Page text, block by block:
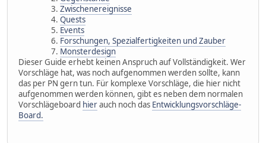
Zwischenereignisse
Quests
Events
Forschungen, Spezialfertigkeiten und Zauber
Monsterdesign
Dieser Guide erhebt keinen Anspruch auf Vollständigkeit. Wer
Vorschläge hat, was noch aufgenommen werden sollte, kann
das per PN gern tun. Für komplexe Vorschläge, die hier nicht
aufgenommen werden können, gibt es neben dem normalen
Vorschlägeboard hierauch noch das Entwicklungsvorschläge-
Board.